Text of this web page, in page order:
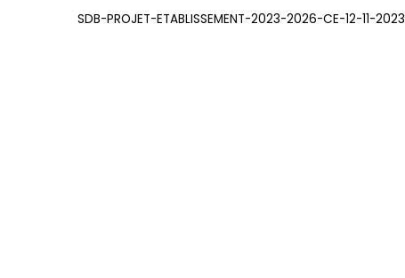
SDB-PROJET-ETABLISSEMENT-2023-2026-CE-12-11-2023